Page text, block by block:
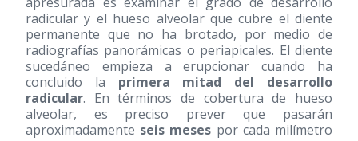
radicular y el hueso alveolar que cubre el diente
permanente que no ha brotado, por medio de
radiografías panorámicas o periapicales. El diente
sucedáneo empieza a erupcionar cuando ha
concluido la primera mitad del desarrollo
radicular. En términos de cobertura de hueso
alveolar, es preciso prever que pasarán
aproximadamente seis meses por cada milímetro